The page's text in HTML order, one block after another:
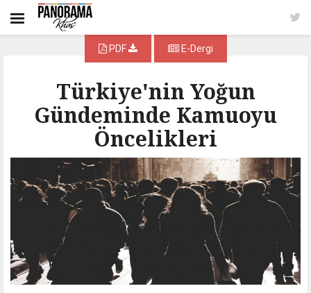
Türkiye'nin Yoğun
Gündeminde Kamuoyu
Öncelikleri
PDF E-Dergi